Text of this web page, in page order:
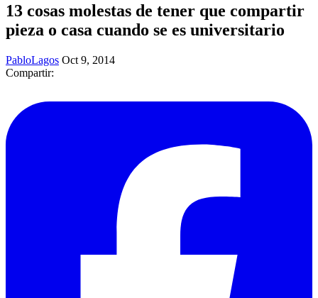
13 cosas molestas de tener que compartir
pieza o casa cuando se es universitario
PabloLagos Oct 9, 2014
Compartir: